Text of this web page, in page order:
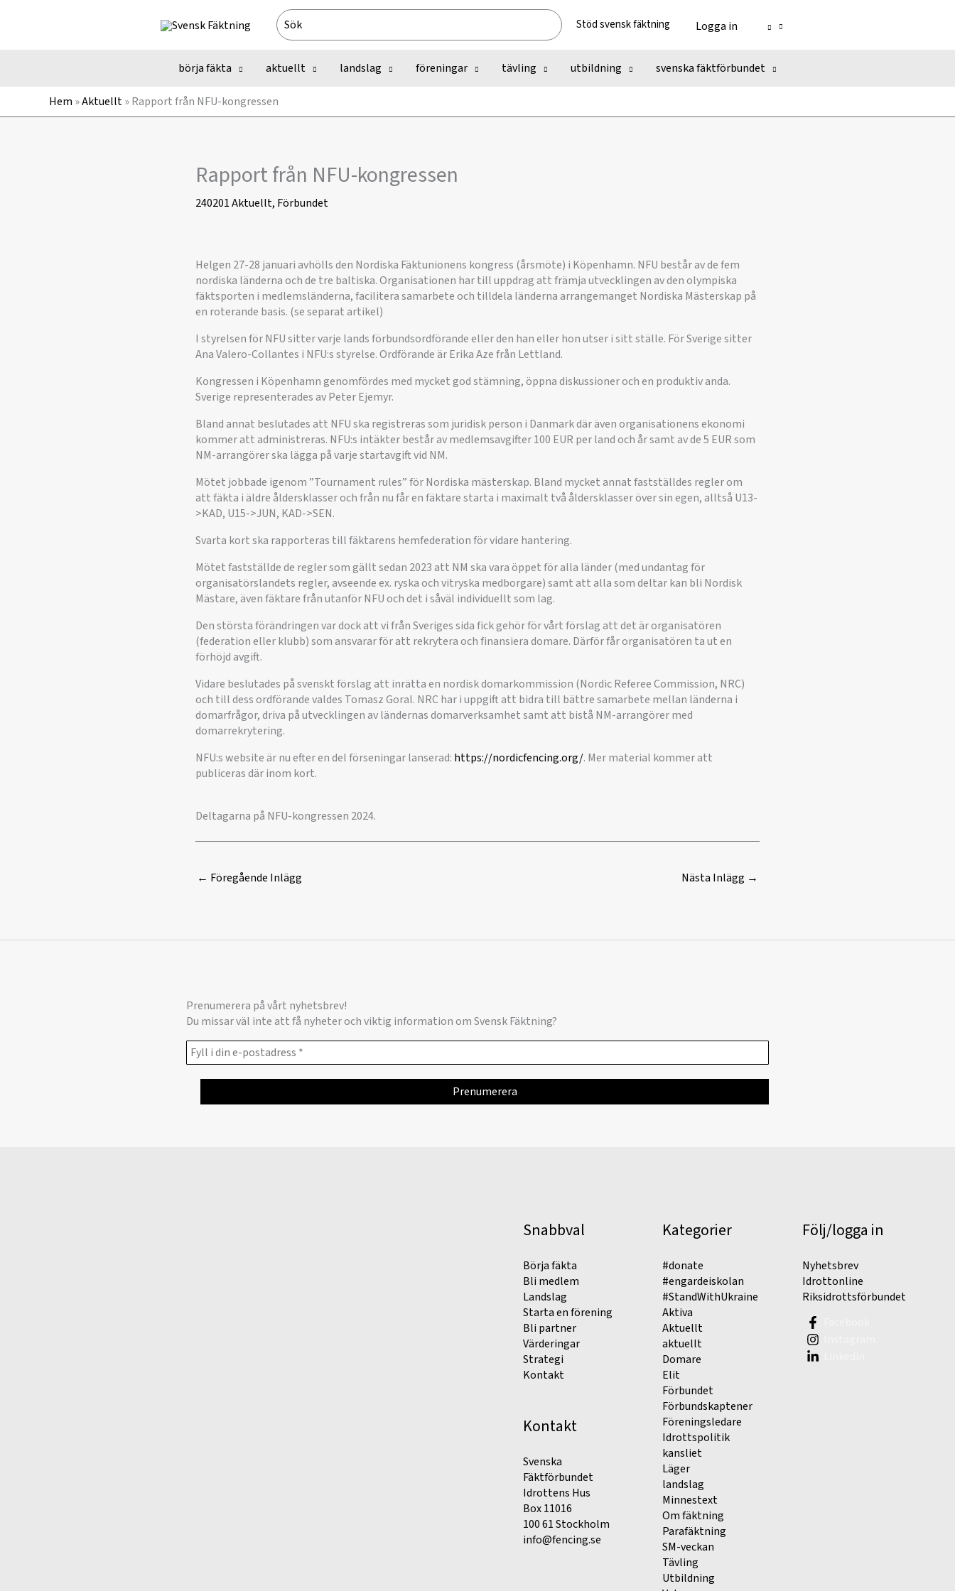
Search
for:
Stöd svensk fäktning Logga in
börja fäkta aktuellt landslag föreningar tävling utbildning svenska fäktförbundet
Hem »Aktuellt»Rapport från NFU-kongressen
Rapport från NFU-kongressen
240201Aktuellt, Förbundet
Helgen 27-28 januari avhölls den Nordiska Fäktunionens kongress (årsmöte) i Köpenhamn. NFU består av de fem
nordiska länderna och de tre baltiska. Organisationen har till uppdrag att främja utvecklingen av den olympiska
fäktsporten i medlemsländerna, facilitera samarbete och tilldela länderna arrangemanget Nordiska Mästerskap på
en roterande basis. (se separat artikel)
I styrelsen för NFU sitter varje lands förbundsordförande eller den han eller hon utser i sitt ställe. För Sverige sitter
Ana Valero-Collantes i NFU:s styrelse. Ordförande är Erika Aze från Lettland.
Kongressen i Köpenhamn genomfördes med mycket god stämning, öppna diskussioner och en produktiv anda.
Sverige representerades av Peter Ejemyr.
Bland annat beslutades att NFU ska registreras som juridisk person i Danmark där även organisationens ekonomi
kommer att administreras. NFU:s intäkter består av medlemsavgifter 100 EUR per land och år samt av de 5 EUR som
NM-arrangörer ska lägga på varje startavgift vid NM.
Mötet jobbade igenom ”Tournament rules” för Nordiska mästerskap. Bland mycket annat fastställdes regler om
att fäkta i äldre åldersklasser och från nu får en fäktare starta i maximalt två åldersklasser över sin egen, alltså U13-
>KAD, U15->JUN, KAD->SEN.
Svarta kort ska rapporteras till fäktarens hemfederation för vidare hantering.
Mötet fastställde de regler som gällt sedan 2023 att NM ska vara öppet för alla länder (med undantag för
organisatörslandets regler, avseende ex. ryska och vitryska medborgare) samt att alla som deltar kan bli Nordisk
Mästare, även fäktare från utanför NFU och det i såväl individuellt som lag.
Den största förändringen var dock att vi från Sveriges sida fick gehör för vårt förslag att det är organisatören
(federation eller klubb) som ansvarar för att rekrytera och finansiera domare. Därför får organisatören ta ut en
förhöjd avgift.
Vidare beslutades på svenskt förslag att inrätta en nordisk domarkommission (Nordic Referee Commission, NRC)
och till dess ordförande valdes Tomasz Goral. NRC har i uppgift att bidra till bättre samarbete mellan länderna i
domarfrågor, driva på utvecklingen av ländernas domarverksamhet samt att bistå NM-arrangörer med
domarrekrytering.
NFU:s website är nu efter en del förseningar lanserad: https://nordicfencing.org/. Mer material kommer att
publiceras där inom kort.
Deltagarna på NFU-kongressen 2024.
← Föregående Inlägg Nästa Inlägg →
Prenumerera på vårt nyhetsbrev!
Du missar väl inte att få nyheter och viktig information om Svensk Fäktning?
Snabbval
Börja fäkta
Bli medlem
Landslag
Starta en förening
Bli partner
Värderingar
Strategi
Kontakt
Kontakt
Svenska
Fäktförbundet
Idrottens Hus
Box 11016
100 61 Stockholm
info@fencing.se
Kategorier
#donate
#engardeiskolan
#StandWithUkraine
Aktiva
Aktuellt
aktuellt
Domare
Elit
Förbundet
Förbundskaptener
Föreningsledare
Idrottspolitik
kansliet
Läger
landslag
Minnestext
Om fäktning
Parafäktning
SM-veckan
Tävling
Utbildning
Följ/logga in
Nyhetsbrev
Idrottonline
Riksidrottsförbundet